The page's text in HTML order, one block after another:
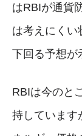
はRBIが通貨
は考えにくい
下回る予想が
RBIは今のと
持しています